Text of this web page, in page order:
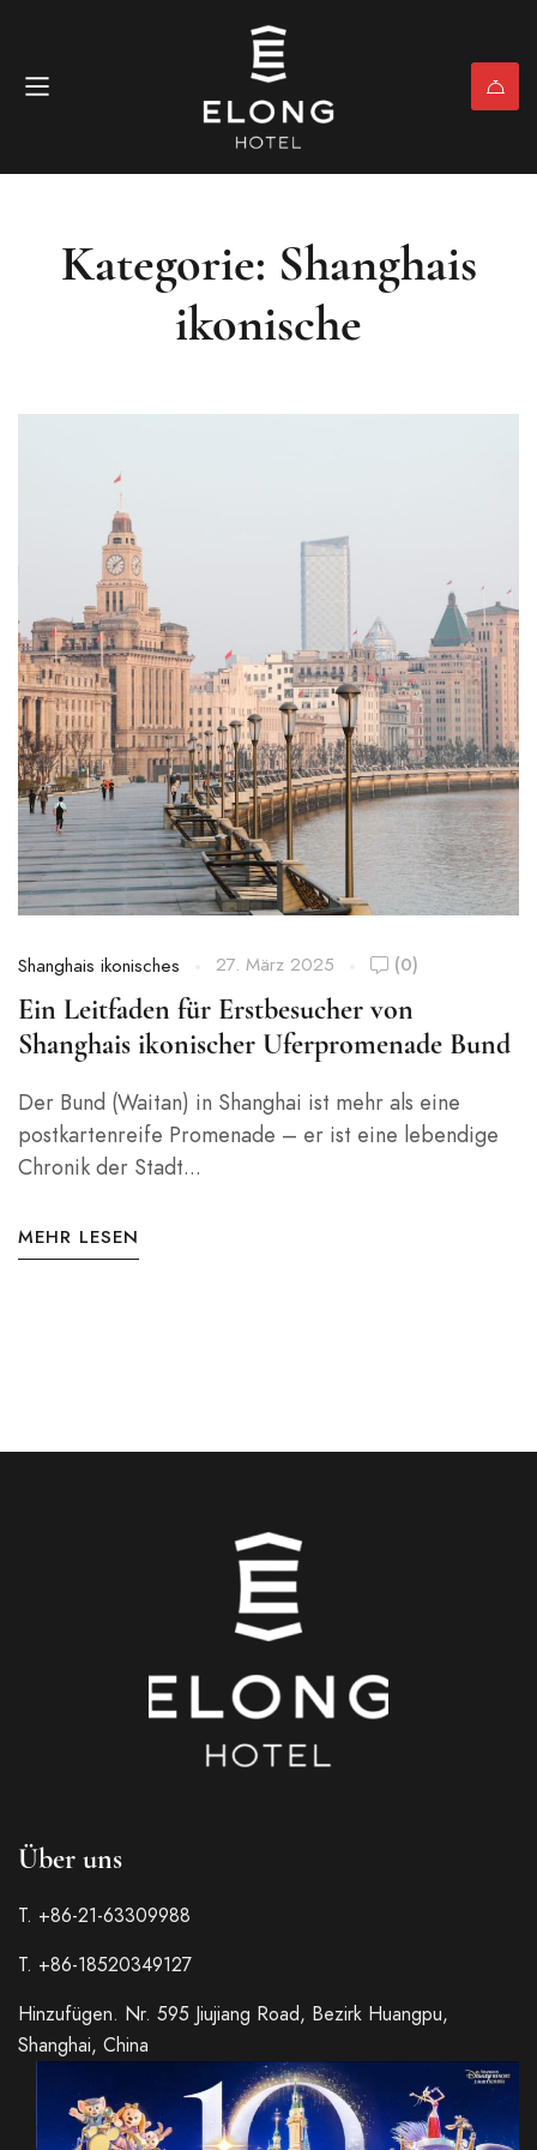
Kategorie: Shanghais
ikonische
Shanghais ikonisches 27. März 2025 (0)
Ein Leitfaden für Erstbesucher von
Shanghais ikonischer Uferpromenade Bund
Der Bund (Waitan) in Shanghai ist mehr als eine
postkartenreife Promenade – er ist eine lebendige
Chronik der Stadt...
MEHR LESEN
Über uns
T. +86-21-63309988
T. +86-18520349127
Hinzufügen. Nr. 595 Jiujiang Road, Bezirk Huangpu,
Shanghai, China